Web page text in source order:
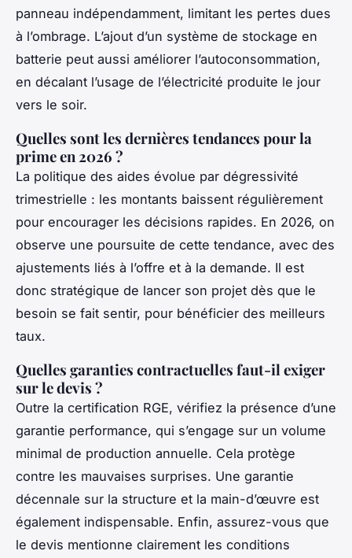
panneau indépendamment, limitant les pertes dues
à l’ombrage. L’ajout d’un système de stockage en
batterie peut aussi améliorer l’autoconsommation,
en décalant l’usage de l’électricité produite le jour
vers le soir.
Quelles sont les dernières tendances pour la
prime en 2026 ?
La politique des aides évolue par dégressivité
trimestrielle : les montants baissent régulièrement
pour encourager les décisions rapides. En 2026, on
observe une poursuite de cette tendance, avec des
ajustements liés à l’offre et à la demande. Il est
donc stratégique de lancer son projet dès que le
besoin se fait sentir, pour bénéficier des meilleurs
taux.
Quelles garanties contractuelles faut-il exiger
sur le devis ?
Outre la certification RGE, vérifiez la présence d’une
garantie performance, qui s’engage sur un volume
minimal de production annuelle. Cela protège
contre les mauvaises surprises. Une garantie
décennale sur la structure et la main-d’œuvre est
également indispensable. Enfin, assurez-vous que
le devis mentionne clairement les conditions